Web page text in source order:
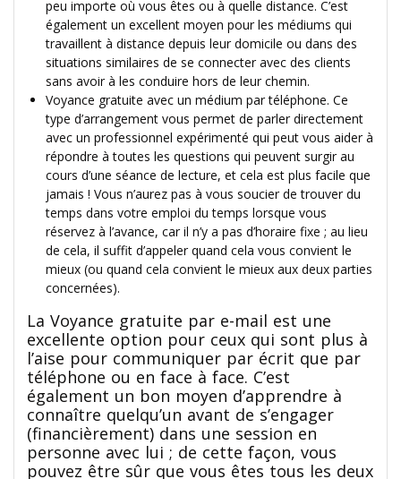
peu importe où vous êtes ou à quelle distance. C’est
également un excellent moyen pour les médiums qui
travaillent à distance depuis leur domicile ou dans des
situations similaires de se connecter avec des clients
sans avoir à les conduire hors de leur chemin.
Voyance gratuite avec un médium par téléphone. Ce
type d’arrangement vous permet de parler directement
avec un professionnel expérimenté qui peut vous aider à
répondre à toutes les questions qui peuvent surgir au
cours d’une séance de lecture, et cela est plus facile que
jamais ! Vous n’aurez pas à vous soucier de trouver du
temps dans votre emploi du temps lorsque vous
réservez à l’avance, car il n’y a pas d’horaire fixe ; au lieu
de cela, il suffit d’appeler quand cela vous convient le
mieux (ou quand cela convient le mieux aux deux parties
concernées).
La Voyance gratuite par e-mail est une
excellente option pour ceux qui sont plus à
l’aise pour communiquer par écrit que par
téléphone ou en face à face. C’est
également un bon moyen d’apprendre à
connaître quelqu’un avant de s’engager
(financièrement) dans une session en
personne avec lui ; de cette façon, vous
pouvez être sûr que vous êtes tous les deux